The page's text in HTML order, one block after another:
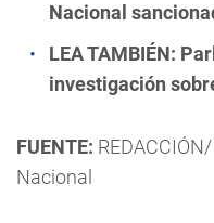
Nacional
LEA TAMBIÉN:
investigación
FUENTE:
Nacional